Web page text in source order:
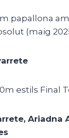
papallona
(maig
estils Final
Ariadna